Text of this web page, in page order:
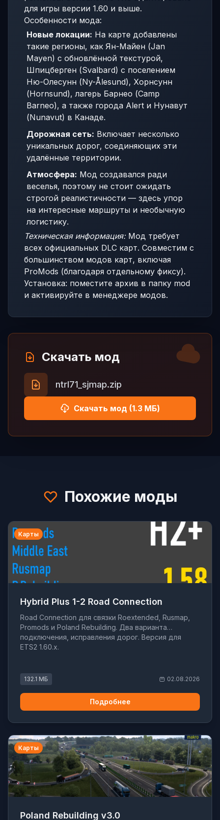
для игры версии 1.60 и выше.
Особенности мода:
Новые локации: На карте добавлены
такие регионы, как Ян-Майен (Jan
Mayen) с обновлённой текстурой,
Шпицберген (Svalbard) с поселением
Ню-Олесунн (Ny-Ålesund), Хорнсунн
(Hornsund), лагерь Барнео (Camp
Barneo), а также города Alert и Нунавут
(Nunavut) в Канаде.
Дорожная сеть: Включает несколько
уникальных дорог, соединяющих эти
удалённые территории.
Атмосфера: Мод создавался ради
веселья, поэтому не стоит ожидать
строгой реалистичности — здесь упор
на интересные маршруты и необычную
логистику.
Техническая информация:Мод требует
всех официальных DLC карт. Совместим с
большинством модов карт, включая
ProMods (благодаря отдельному фиксу).
Установка: поместите архив в папку mod
и активируйте в менеджере модов.
Скачать мод
ntrl71_sjmap.zip
Скачать мод (1.3 МБ)
Похожие моды
Карты
Hybrid Plus 1-2 Road Connection
Road Connection для связки Roextended, Rusmap,
Promods и Poland Rebuilding. Два варианта
подключения, исправления дорог. Версия для
ETS2 1.60.x.
132.1 МБ 02.08.2026
Подробнее
Карты
Poland Rebuilding v3.0